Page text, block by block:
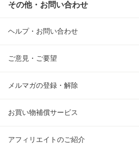
その他・お問い合わせ
ヘルプ・お問い合わせ
ご意見・ご要望
メルマガの登録・解除
お買い物補償サービス
アフィリエイトのご紹介